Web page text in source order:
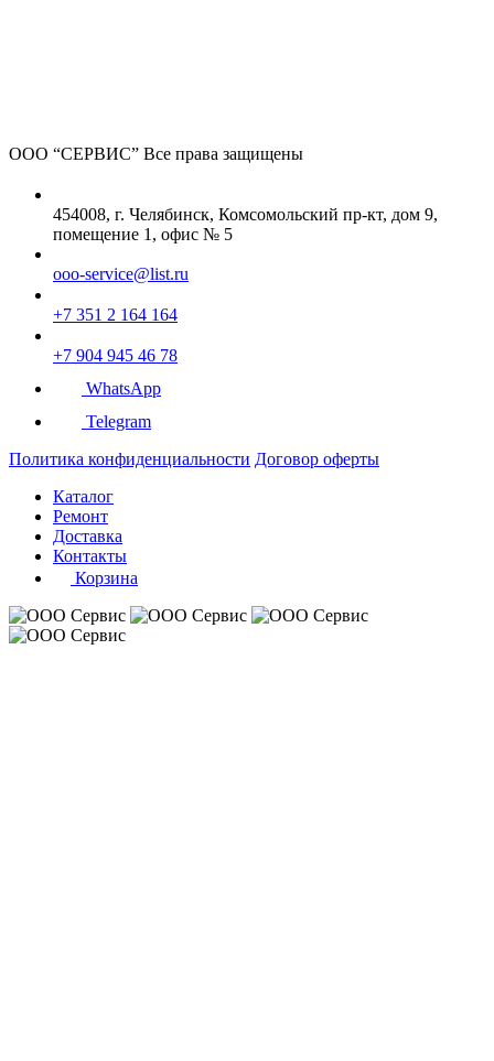
ООО “СЕРВИС” Все права защищены
454008, г. Челябинск, Комсомольский пр-кт, дом 9,
помещение 1, офис № 5
ooo-service@list.ru
+7 351 2 164 164
+7 904 945 46 78
WhatsApp
Telegram
Политика конфиденциальности Договор оферты
Каталог
Ремонт
Доставка
Контакты
Корзина